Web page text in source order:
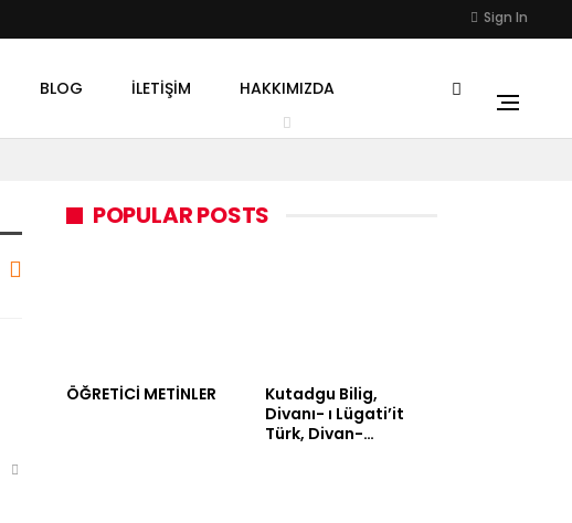
Sign In
BLOG İLETIŞIM HAKKIMIZDA
POPULAR POSTS
ÖĞRETİCİ METİNLER
Kutadgu Bilig,
Divanı- ı Lügati’it
Türk, Divan-…